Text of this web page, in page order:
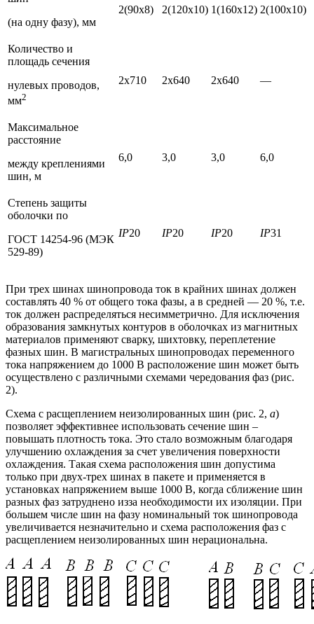
(на одну фазу), мм
2(90х8) 2(120х10) 1(160х12) 2(100х10)
Количество и
площадь сечения
нулевых проводов,
мм2
2х710 2х640 2х640 —
Максимальное
расстояние
между креплениями
шин, м
6,0 3,0 3,0 6,0
Степень защиты
оболочки по
ГОСТ 14254-96 (МЭК
529-89)
IP20 IP20 IP20 IP31
При трех шинах шинопровода ток в крайних шинах должен
составлять 40 % от общего тока фазы, а в средней — 20 %, т.е.
ток должен распределяться несимметрично. Для исключения
образования замкнутых контуров в оболочках из магнитных
материалов применяют сварку, шихтовку, переплетение
фазных шин. В магистральных шинопроводах переменного
тока напряжением до 1000 В расположение шин может быть
осуществлено с различными схемами чередования фаз (рис.
2).
Схема с расщеплением неизолированных шин (рис. 2, а)
позволяет эффективнее использовать сечение шин –
повышать плотность тока. Это стало возможным благодаря
улучшению охлаждения за счет увеличения поверхности
охлаждения. Такая схема расположения шин допустима
только при двух-трех шинах в пакете и применяется в
установках напряжением выше 1000 В, когда сближение шин
разных фаз затруднено изза необходимости их изоляции. При
большем числе шин на фазу номинальный ток шинопровода
увеличивается незначительно и схема расположения фаз с
расщеплением неизолированных шин нерациональна.